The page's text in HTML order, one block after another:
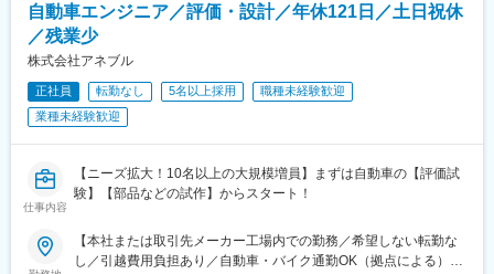
自動車エンジニア／評価・設計／年休121日／土日祝休
／残業少
株式会社アネブル
正社員 転勤なし 5名以上採用
職種未経験歓迎
業種未経験歓迎
仕事内容
【ニーズ拡大！10名以上の大規模増員】まずは自動車の【評価試
験】【部品などの試作】からスタート！
【本社または取引先メーカー工場内での勤務／希望しない転勤な
し／引越費用負担あり／自動車・バイク通勤OK（拠点による）】